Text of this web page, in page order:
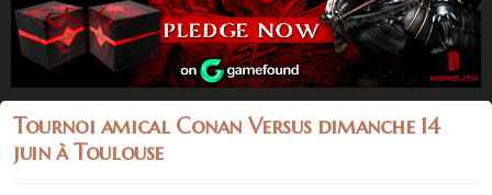
Tournoi amical Conan Versus dimanche 14
juin à Toulouse